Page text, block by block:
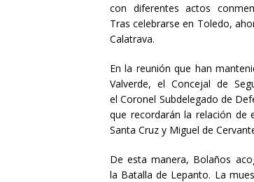
con diferentes actos
Trascelebrarse en Toledo,
Calatrava.
En la reunión que han
Valverde, elConcejal de
elCoronel Subdelegado de
que recordarán la relación de
Santa Cruz y Miguel de
De esta manera, Bolaños
la Batalla de Lepanto. La